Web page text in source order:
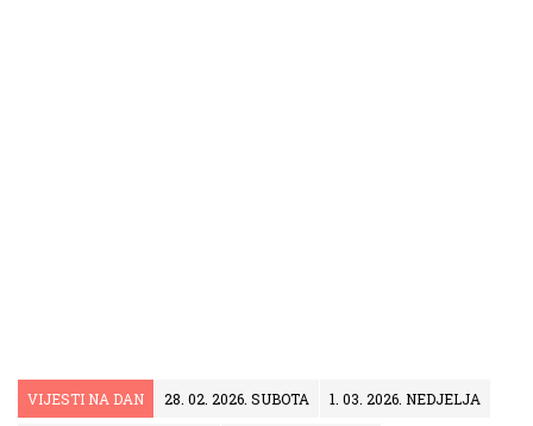
VIJESTI NA DAN 28. 02. 2026. SUBOTA 1. 03. 2026. NEDJELJA